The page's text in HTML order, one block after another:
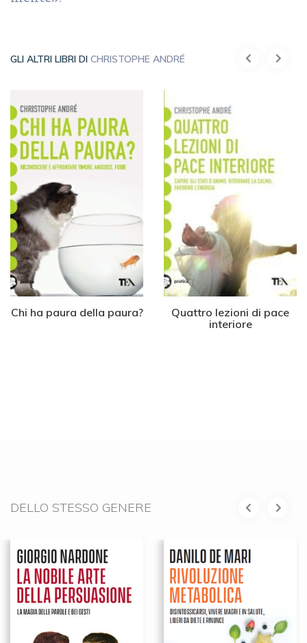
GLI ALTRI LIBRI DI CHRISTOPHE ANDRÉ
Chi ha paura della paura?
Quattro lezioni di pace
interiore
DELLO STESSO GENERE